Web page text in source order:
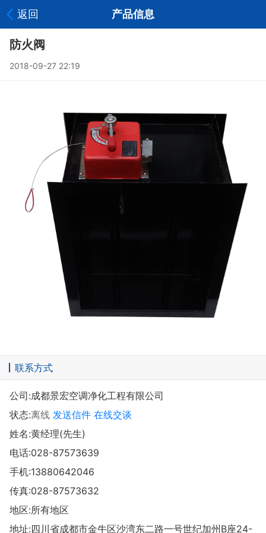
返回 产品信息
防火阀
2018-09-27 22:19
联系方式
公司:成都景宏空调净化工程有限公司
状态:离线 发送信件 在线交谈
姓名:黄经理(先生)
电话:028-87573639
手机:13880642046
传真:028-87573632
地区:所有地区
地址:四川省成都市金牛区沙湾东二路一号世纪加州B座24-